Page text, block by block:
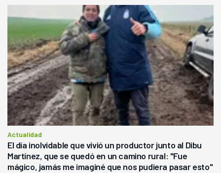
Actualidad
El día inolvidable que vivió un productor junto al Dibu
Martínez, que se quedó en un camino rural: "Fue
mágico, jamás me imaginé que nos pudiera pasar esto"